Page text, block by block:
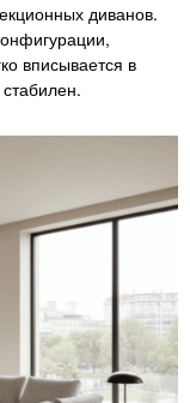
диванов.
вписывается в